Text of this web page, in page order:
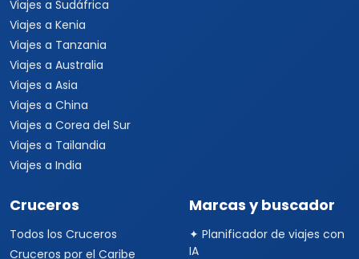
Viajes a Sudáfrica
Viajes a Kenia
Viajes a Tanzania
Viajes a Australia
Viajes a Asia
Viajes a China
Viajes a Corea del Sur
Viajes a Tailandia
Viajes a India
Cruceros
Todos los Cruceros
Cruceros por el Caribe
Marcas y buscador
✦ Planificador de viajes con
IA